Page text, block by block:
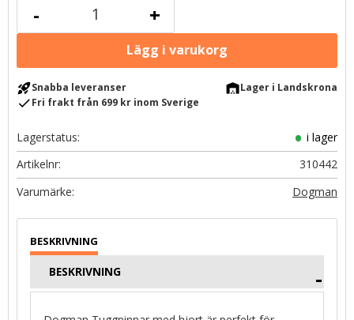
+
-
rocket_launchSnabba leveranser warehouseLager i Landskrona
checkFri frakt från 699 kr inom Sverige
Lagerstatus
i lager
Artikelnr
310442
Dogman
BESKRIVNING